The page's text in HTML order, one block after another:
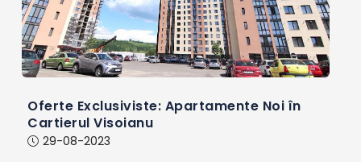
Oferte Exclusiviste: Apartamente Noi în
Cartierul Visoianu
29-08-2023